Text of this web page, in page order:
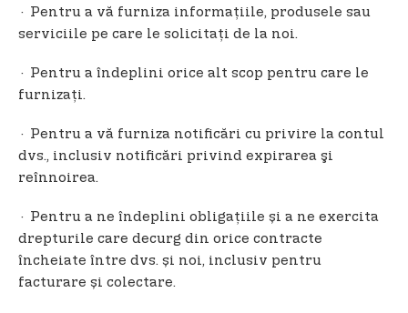
· Pentru a vă furniza informațiile, produsele sau
serviciile pe care le solicitați de la noi.
· Pentru a îndeplini orice alt scop pentru care le
furnizaţi.
· Pentru a vă furniza notificări cu privire la contul
dvs., inclusiv notificări privind expirarea şi
reînnoirea.
· Pentru a ne îndeplini obligațiile și a ne exercita
drepturile care decurg din orice contracte
încheiate între dvs. și noi, inclusiv pentru
facturare și colectare.